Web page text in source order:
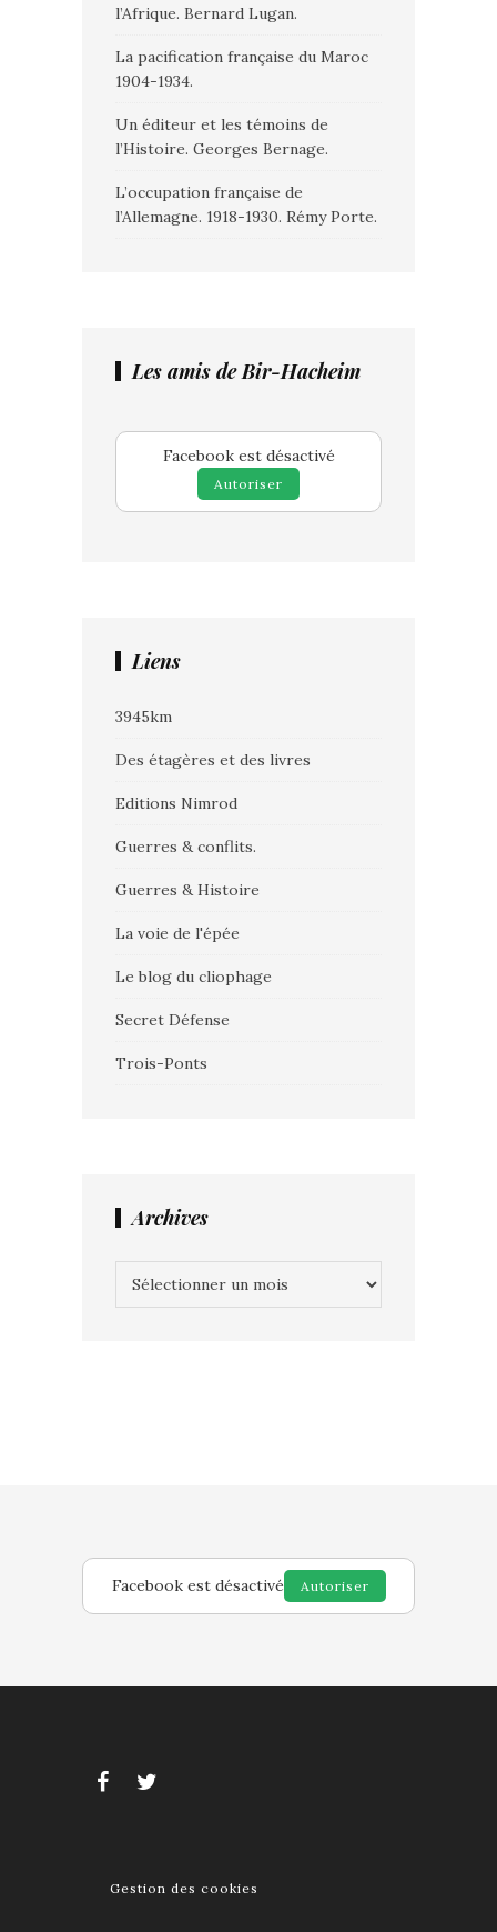
l’Afrique. Bernard Lugan.
La pacification française du Maroc
1904-1934.
Un éditeur et les témoins de
l’Histoire. Georges Bernage.
L’occupation française de
l’Allemagne. 1918-1930. Rémy Porte.
Les amis de Bir-Hacheim
Facebook est désactivé
Autoriser
Liens
3945km
Des étagères et des livres
Editions Nimrod
Guerres & conflits.
Guerres & Histoire
La voie de l'épée
Le blog du cliophage
Secret Défense
Trois-Ponts
Archives
Facebook est désactivé Autoriser
Gestion des cookies